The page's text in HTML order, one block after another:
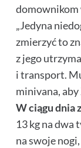
domownikom
„Jedyna
zmierzyć to
z jego
i transport.
minivana, aby
W ciągu dnia
13 kg na dwa
na swoje